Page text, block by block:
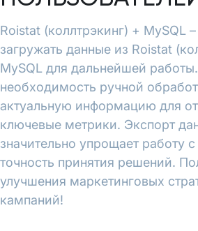
Roistat (коллтрэкинг) + MySQL
загружать данные из Roistat
MySQL для дальнейшей
необходимость ручной
актуальную информацию для
ключевые метрики. Экспорт
значительно упрощает работу
точность принятия решений.
улучшения маркетинговых
кампаний!